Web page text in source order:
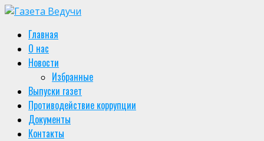
Skip
content
Primary
Menu
Главная
О нас
Новости
Избранные
Выпуски газет
Противодействие коррупции
Документы
Контакты